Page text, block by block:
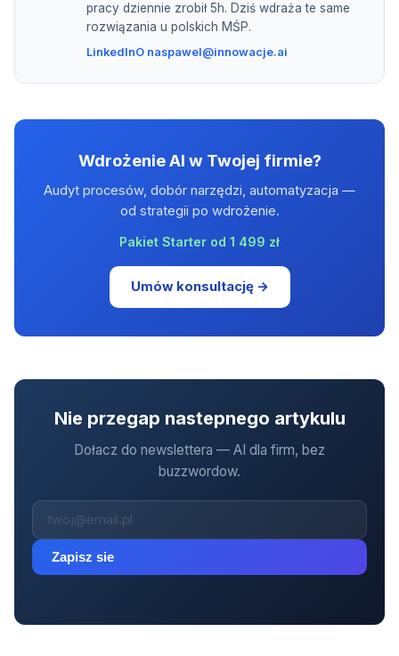
pracy dziennie zrobił 5h. Dziś wdraża te same
rozwiązania u polskich MŚP.
LinkedInO naspawel@innowacje.ai
Wdrożenie AI w Twojej firmie?
Audyt procesów, dobór narzędzi, automatyzacja —
od strategii po wdrożenie.
Pakiet Starter od 1 499 zł
Umów konsultację →
Nie przegap nastepnego artykulu
Dołacz do newslettera — AI dla firm, bez
buzzwordow.
Zapisz sie